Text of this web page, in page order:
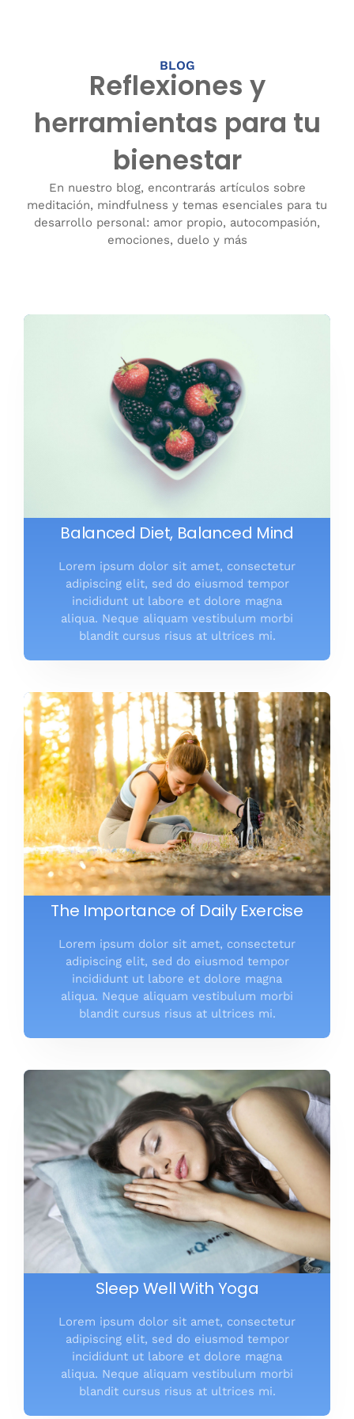
BLOG
Reflexiones y
herramientas para tu
bienestar
En nuestro blog, encontrarás artículos sobre
meditación, mindfulness y temas esenciales para tu
desarrollo personal: amor propio, autocompasión,
emociones, duelo y más
Balanced Diet, Balanced Mind
Lorem ipsum dolor sit amet, consectetur
adipiscing elit, sed do eiusmod tempor
incididunt ut labore et dolore magna
aliqua. Neque aliquam vestibulum morbi
blandit cursus risus at ultrices mi.
The Importance of Daily Exercise
Lorem ipsum dolor sit amet, consectetur
adipiscing elit, sed do eiusmod tempor
incididunt ut labore et dolore magna
aliqua. Neque aliquam vestibulum morbi
blandit cursus risus at ultrices mi.
Sleep Well With Yoga
Lorem ipsum dolor sit amet, consectetur
adipiscing elit, sed do eiusmod tempor
incididunt ut labore et dolore magna
aliqua. Neque aliquam vestibulum morbi
blandit cursus risus at ultrices mi.